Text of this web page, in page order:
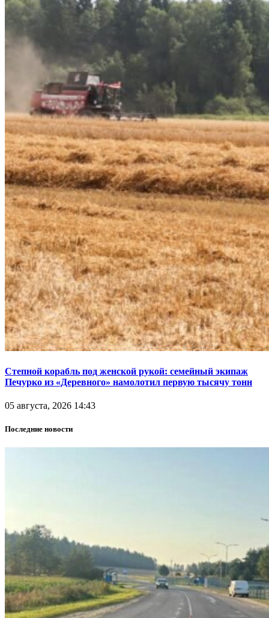
Степной корабль под женской рукой: семейный экипаж
Печурко из «Деревного» намолотил первую тысячу тонн
05 августа, 2026 14:43
Последние новости